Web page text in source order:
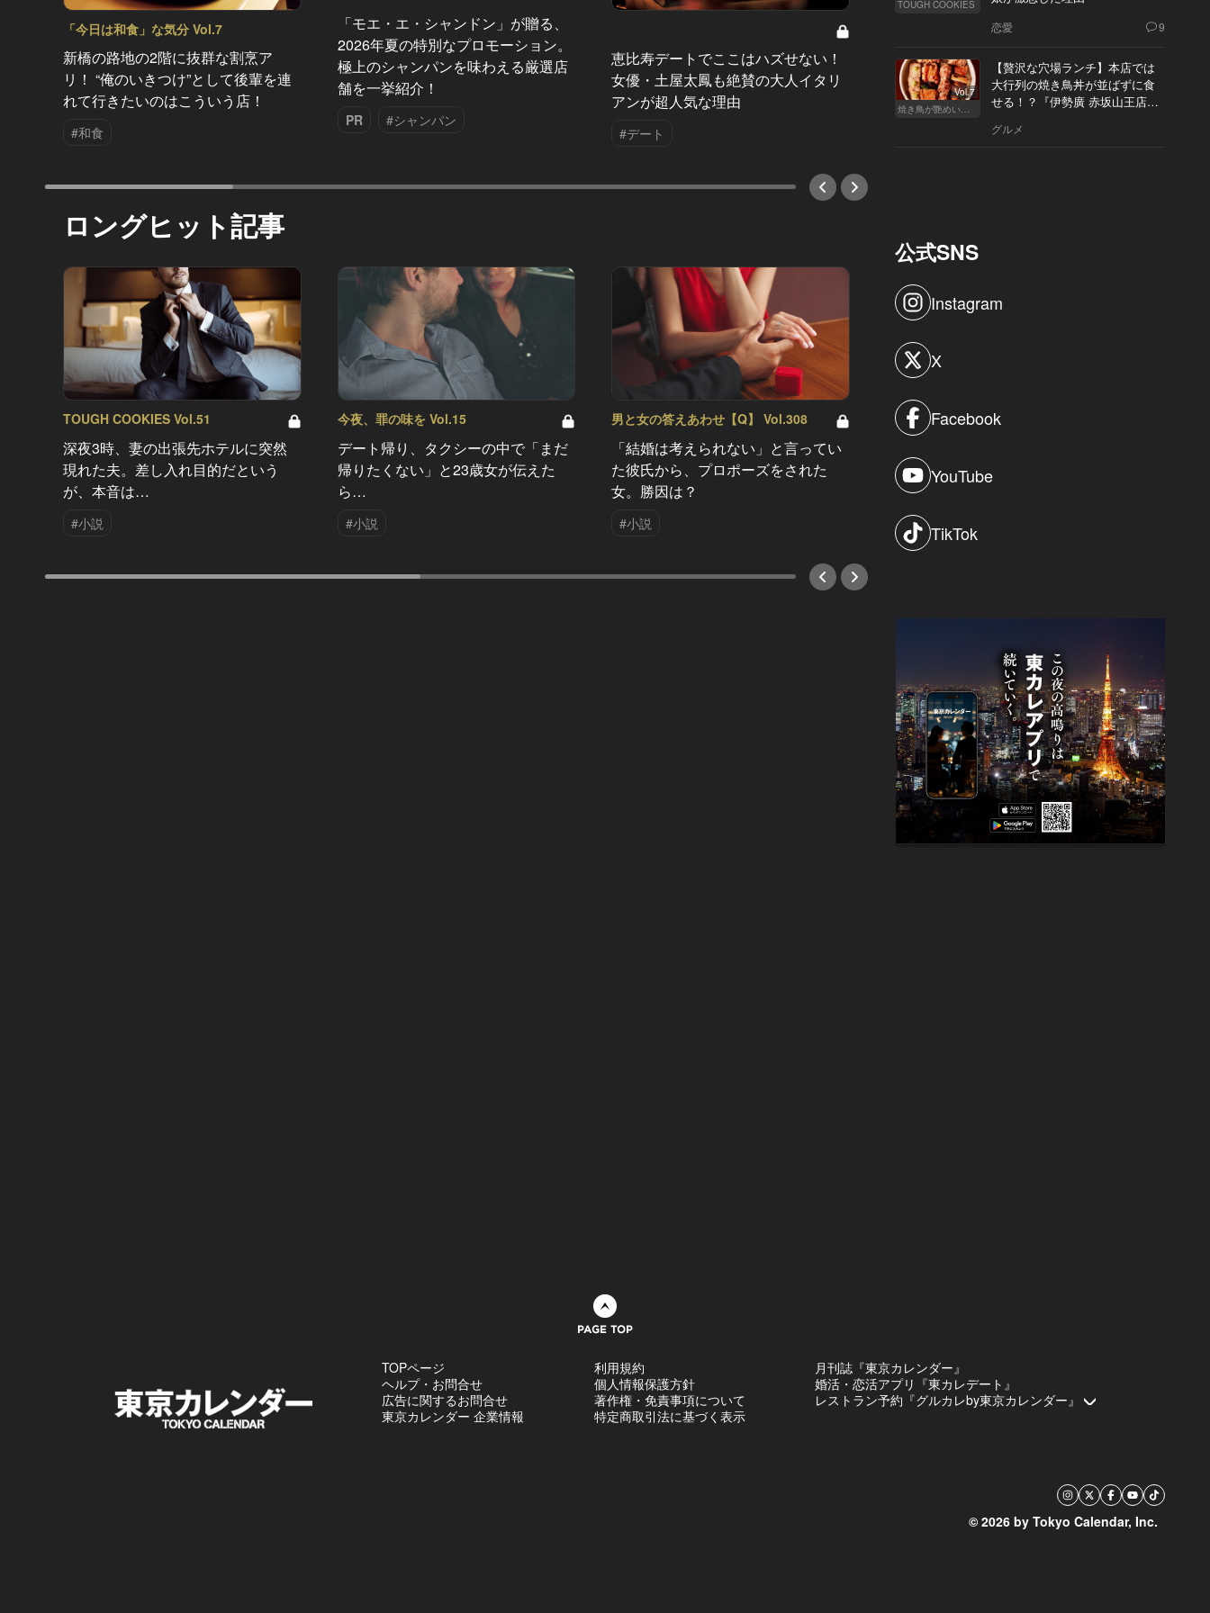
「今日は和食」な気分 Vol.7
新橋の路地の2階に抜群な割烹ア
リ！ “俺のいきつけ”として後輩を連
れて行きたいのはこういう店！
#和食
「モエ・エ・シャンドン」が贈る、
2026年夏の特別なプロモーション。
極上のシャンパンを味わえる厳選店
舗を一挙紹介！
PR #シャンパン
恵比寿デートでここはハズせない！
女優・土屋太鳳も絶賛の大人イタリ
アンが超人気な理由
#デート
六本木で朝4時まで！深夜デートを
成功させたいなら和食×ワインの秀
逸ペアリングで決まり
深夜な
ロングヒット記事
TOUGH COOKIES Vol.51
深夜3時、妻の出張先ホテルに突然
現れた夫。差し入れ目的だという
が、本音は…
#小説
今夜、罪の味を Vol.15
デート帰り、タクシーの中で「まだ
帰りたくない」と23歳女が伝えた
ら…
#小説
男と女の答えあわせ【Q】 Vol.308
「結婚は考えられない」と言ってい
た彼氏から、プロポーズをされた
女。勝因は？
#小説
男と女の答えあわせ【A】 Vol.308
際2年で突然プロポーズ。彼の心が
変わった“理由”とは
#小説
TOUGH COOKIES
恋愛 9
Vol.7
焼き鳥が艶めいてきた
【贅沢な穴場ランチ】本店では
大行列の焼き鳥丼が並ばずに食
せる！？『伊勢廣 赤坂山王店』
グルメ
公式SNS
Instagram
X
Facebook
YouTube
TikTok
TOPページ
ヘルプ・お問合せ
広告に関するお問合せ
東京カレンダー 企業情報
利用規約
個人情報保護方針
著作権・免責事項について
特定商取引法に基づく表示
月刊誌『東京カレンダー』
婚活・恋活アプリ『東カレデート』
レストラン予約『グルカレby東京カレンダー』
© 2026 by Tokyo Calendar, Inc.